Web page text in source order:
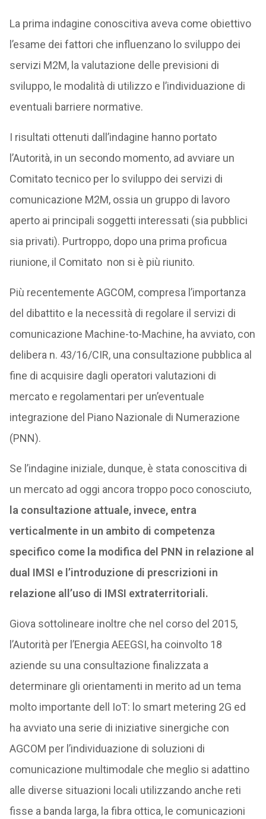
La prima indagine conoscitiva aveva come obiettivo
l’esame dei fattori che influenzano lo sviluppo dei
servizi M2M, la valutazione delle previsioni di
sviluppo, le modalità di utilizzo e l’individuazione di
eventuali barriere normative.
I risultati ottenuti dall’indagine hanno portato
l’Autorità, in un secondo momento, ad avviare un
Comitato tecnico per lo sviluppo dei servizi di
comunicazione M2M, ossia un gruppo di lavoro
aperto ai principali soggetti interessati (sia pubblici
sia privati). Purtroppo, dopo una prima proficua
riunione, il Comitato non si è più riunito.
Più recentemente AGCOM, compresa l’importanza
del dibattito e la necessità di regolare il servizi di
comunicazione Machine-to-Machine, ha avviato, con
delibera n. 43/16/CIR, una consultazione pubblica al
fine di acquisire dagli operatori valutazioni di
mercato e regolamentari per un’eventuale
integrazione del Piano Nazionale di Numerazione
(PNN).
Se l’indagine iniziale, dunque, è stata conoscitiva di
un mercato ad oggi ancora troppo poco conosciuto,
la consultazione attuale, invece, entra
verticalmente in un ambito di competenza
specifico come la modifica del PNN in relazione al
dual IMSI e l’introduzione di prescrizioni in
relazione all’uso di IMSI extraterritoriali.
Giova sottolineare inoltre che nel corso del 2015,
l’Autorità per l’Energia AEEGSI, ha coinvolto 18
aziende su una consultazione finalizzata a
determinare gli orientamenti in merito ad un tema
molto importante dell IoT: lo smart metering 2G ed
ha avviato una serie di iniziative sinergiche con
AGCOM per l’individuazione di soluzioni di
comunicazione multimodale che meglio si adattino
alle diverse situazioni locali utilizzando anche reti
fisse a banda larga, la fibra ottica, le comunicazioni